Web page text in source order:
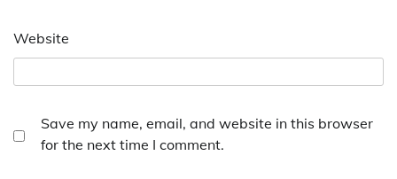
Website
Save my name, email, and website in this browser
for the next time I comment.